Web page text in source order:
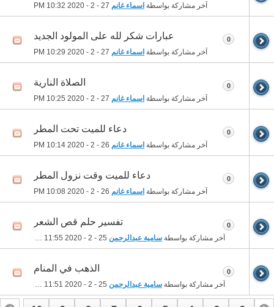
آخر مشاركة بواسطة اسماء غانم 10:32 PM
عبارات شكر لله على المولود الجديد
آخر مشاركة بواسطة اسماء غانم 10:29 PM
0
الصلاة النارية
آخر مشاركة بواسطة اسماء غانم 10:25 PM
0
دعاء للميت تحت المطر
آخر مشاركة بواسطة اسماء غانم 10:14 PM
0
دعاء للميت وقت نزول المطر
آخر مشاركة بواسطة اسماء غانم 10:08 PM
0
تفسير حلم قص الشعر
آخر مشاركة بواسطة سامية عبدالرحمن 11:55 PM
0
الذهب في المنام
آخر مشاركة بواسطة سامية عبدالرحمن 11:51 PM
0